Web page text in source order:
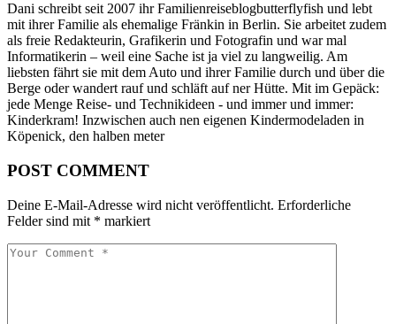
Dani schreibt seit 2007 ihr Familienreiseblogbutterflyfish und lebt
mit ihrer Familie als ehemalige Fränkin in Berlin. Sie arbeitet zudem
als freie Redakteurin, Grafikerin und Fotografin und war mal
Informatikerin – weil eine Sache ist ja viel zu langweilig. Am
liebsten fährt sie mit dem Auto und ihrer Familie durch und über die
Berge oder wandert rauf und schläft auf ner Hütte. Mit im Gepäck:
jede Menge Reise- und Technikideen - und immer und immer:
Kinderkram! Inzwischen auch nen eigenen Kindermodeladen in
Köpenick, den halben meter
POST COMMENT
Deine E-Mail-Adresse wird nicht veröffentlicht. Erforderliche
Felder sind mit * markiert